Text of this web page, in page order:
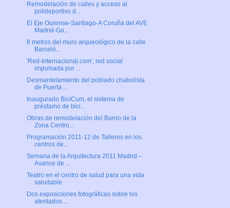
Remodelación de calles y acceso al
polideportivo d...
El Eje Ourense-Santiago-A Coruña del AVE
Madrid-Ga...
8 metros del muro arqueológico de la calle
Barceló...
'Red-Internacional.com', red social
impulsada por ...
Desmantelamiento del poblado chabolista
de Puerta ...
Inaugurado BiciCum, el sistema de
préstamo de bici...
Obras de remodelación del Barrio de la
Zona Centro...
Programación 2011-12 de Talleres en los
centros de...
Semana de la Arquitectura 2011 Madrid –
Avance de ...
Teatro en el centro de salud para una vida
saludable
Dos exposiciones fotográficas sobre los
atentados ...